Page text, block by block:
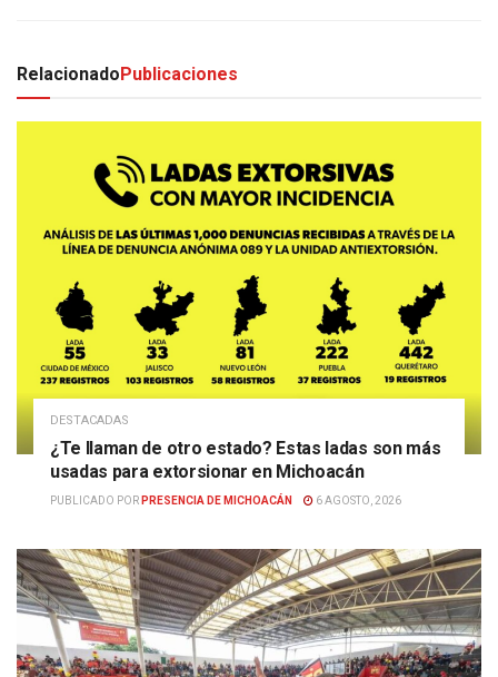
RelacionadoPublicaciones
DESTACADAS
¿Te llaman de otro estado? Estas ladas son más
usadas para extorsionar en Michoacán
PUBLICADO POR PRESENCIA DE MICHOACÁN 6 AGOSTO, 2026